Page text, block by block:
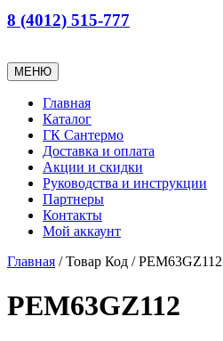
8 (4012) 515-777
МЕНЮ
Главная
Каталог
ГК Сантермо
Доставка и оплата
Акции и скидки
Руководства и инструкции
Партнеры
Контакты
Мой аккаунт
Главная / Товар Код / PEM63GZ112
PEM63GZ112